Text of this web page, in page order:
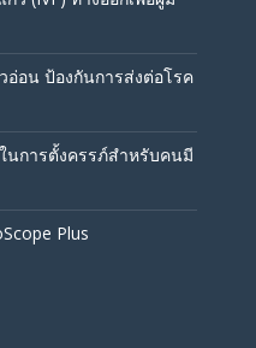
อ่อน ป้องกันการส่งต่อโรค
นการตั้งครรภ์สำหรับคนมี
Plus